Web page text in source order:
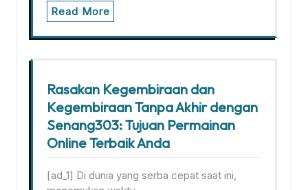
Read More
Rasakan Kegembiraan dan
Kegembiraan Tanpa Akhir dengan
Senang303: Tujuan Permainan
Online Terbaik Anda
[ad_1] Di dunia yang serba cepat saat ini,